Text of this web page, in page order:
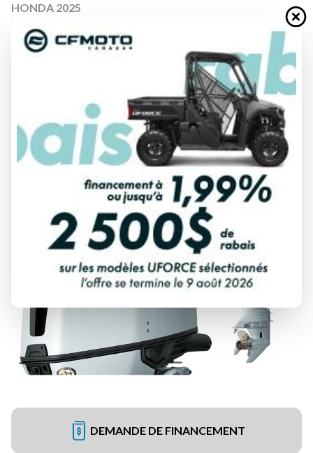
HONDA 2025
BF150 150DXRC
À partir de
CALCULATRICE DE PAIEMENT
DEMANDE DE FINANCEMENT